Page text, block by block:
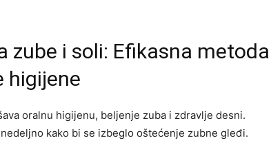
zube i soli: Efikasna metoda
higijene
oralnu higijenu, beljenje zuba i zdravlje desni.
kako bi se izbeglo oštećenje zubne gleđi.